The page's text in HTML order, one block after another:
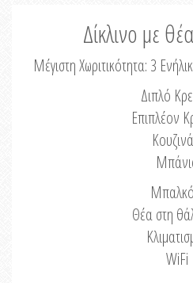
Δίκλινο με
Μέγιστη Χωριτικότητα: 3
Διπλό
Επιπλέον
Θέα στη
WiFi